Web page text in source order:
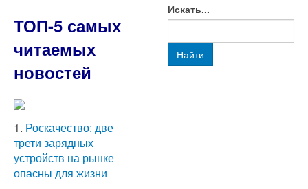
ТОП-5 самых
читаемых
новостей
1. Роскачество: две
трети зарядных
устройств на рынке
опасны для жизни
Искать...
Найти